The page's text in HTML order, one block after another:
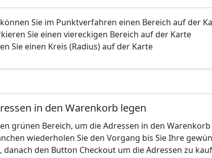
Sie im Punktverfahren einen Bereich auf der
Sie einen viereckigen Bereich auf der Karte
Sie einen Kreis (Radius) auf der Karte
in den Warenkorb legen
grünen Bereich, um die Adressen in den
wiederholen Sie den Vorgang bis Sie Ihre
danach den Button Checkout um die Adressen zu